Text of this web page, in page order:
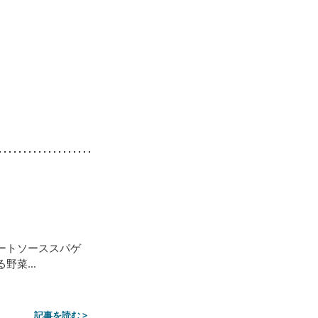
トソーススパゲ
野菜...
記事を読む >